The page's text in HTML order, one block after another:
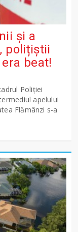
și a
polițiștii
beat!
Poliției
apelului
Flămânzi s-a